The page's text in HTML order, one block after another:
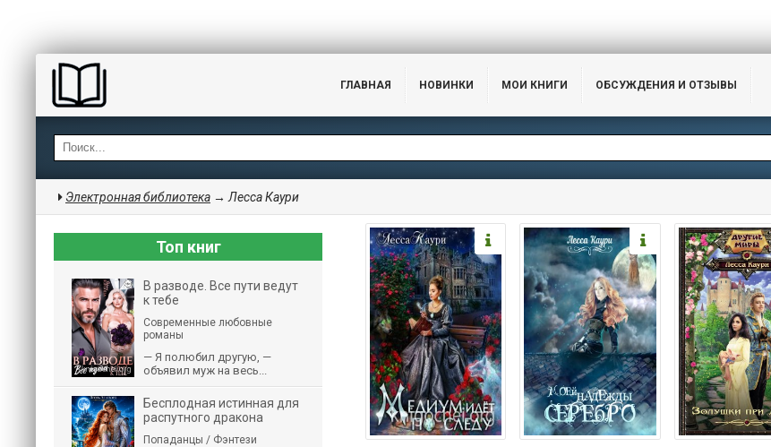
ГЛАВНАЯ НОВИНКИ МОИ КНИГИ ОБСУЖДЕНИЯ И ОТЗЫВЫ
Электронная библиотека → Лесса Каури
Топ книг
В разводе. Все пути ведут
к тебе
Современные любовные
романы
— Я полюбил другую, —
объявил муж на весь...
Бесплодная истинная для
распутного дракона
Попаданцы / Фэнтези